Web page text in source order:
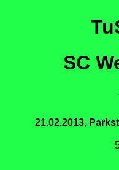
SC
21.02.2013,